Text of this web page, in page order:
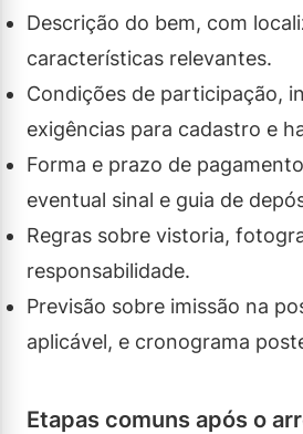
Descrição do bem, com
características relevantes.
Condições de participação,
exigências para cadastro e
Forma e prazo de
eventual sinal e guia de
Regras sobre vistoria,
responsabilidade.
Previsão sobre imissão na
aplicável, e cronograma
Etapas comuns após o